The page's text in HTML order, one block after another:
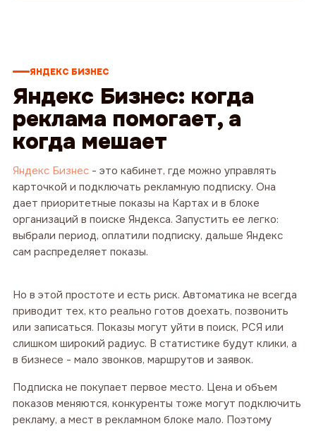
ЯНДЕКС БИЗНЕС
Яндекс Бизнес: когда
реклама помогает, а
когда мешает
Яндекс Бизнес - это кабинет, где можно управлять
карточкой и подключать рекламную подписку. Она
дает приоритетные показы на Картах и в блоке
организаций в поиске Яндекса. Запустить ее легко:
выбрали период, оплатили подписку, дальше Яндекс
сам распределяет показы.
Но в этой простоте и есть риск. Автоматика не всегда
приводит тех, кто реально готов доехать, позвонить
или записаться. Показы могут уйти в поиск, РСЯ или
слишком широкий радиус. В статистике будут клики, а
в бизнесе - мало звонков, маршрутов и заявок.
Подписка не покупает первое место. Цена и объем
показов меняются, конкуренты тоже могут подключить
рекламу, а мест в рекламном блоке мало. Поэтому
кейсы
наших
клиентов